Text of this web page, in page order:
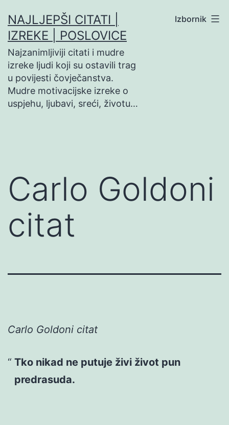
na
sadržaj
NAJLJEPŠI CITATI |
IZREKE | POSLOVICE
Najzanimljiviji citati i mudre
izreke ljudi koji su ostavili trag
u povijesti čovječanstva.
Mudre motivacijske izreke o
uspjehu, ljubavi, sreći, životu…
Izbornik
Carlo Goldoni
citat
Carlo Goldoni citat
Tko nikad ne putuje živi život pun
predrasuda.